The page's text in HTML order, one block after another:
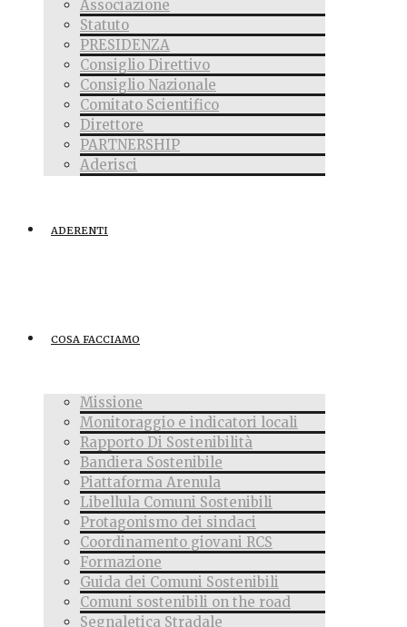
Associazione
Statuto
PRESIDENZA
Consiglio Direttivo
Consiglio Nazionale
Comitato Scientifico
Direttore
PARTNERSHIP
Aderisci
ADERENTI
COSA FACCIAMO
Missione
Monitoraggio e indicatori locali
Rapporto Di Sostenibilità
Bandiera Sostenibile
Piattaforma Arenula
Libellula Comuni Sostenibili
Protagonismo dei sindaci
Coordinamento giovani RCS
Formazione
Guida dei Comuni Sostenibili
Comuni sostenibili on the road
Segnaletica Stradale